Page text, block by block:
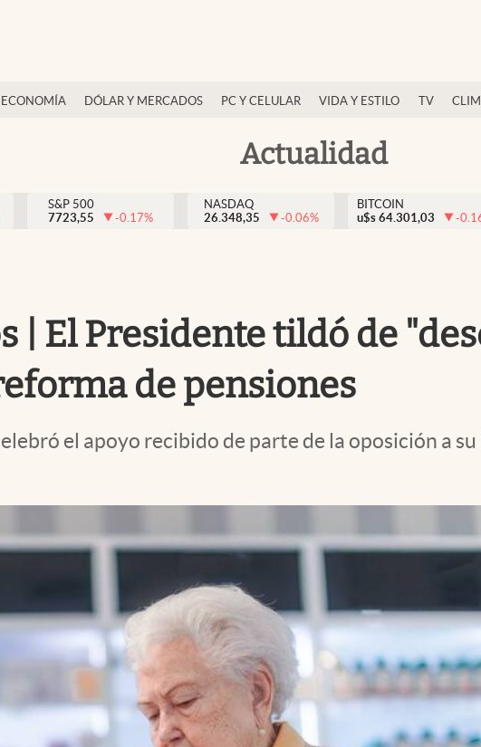
DÓLAR Y MERCADOS PC Y CELULAR VIDA Y ESTILO TV
Actualidad
S&P 500
7723,55
-0.17%
NASDAQ
26.348,35
-0.06%
BITCOIN
u$s 64.301,03 -
| El Presidente tildó de
de pensiones
el apoyo recibido de parte de la oposición a